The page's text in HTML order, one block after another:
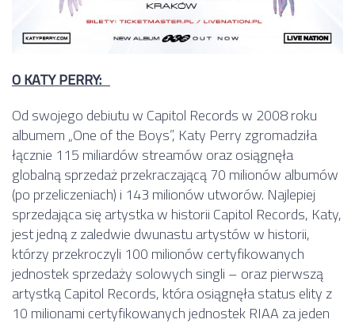
O KATY PERRY:
Od swojego debiutu w Capitol Records w 2008 roku
albumem „One of the Boys”, Katy Perry zgromadziła
łącznie 115 miliardów streamów oraz osiągnęła
globalną sprzedaż przekraczającą 70 milionów albumów
(po przeliczeniach) i 143 milionów utworów. Najlepiej
sprzedająca się artystka w historii Capitol Records, Katy,
jest jedną z zaledwie dwunastu artystów w historii,
którzy przekroczyli 100 milionów certyfikowanych
jednostek sprzedaży solowych singli – oraz pierwszą
artystką Capitol Records, która osiągnęła status elity z
10 milionami certyfikowanych jednostek RIAA za jeden